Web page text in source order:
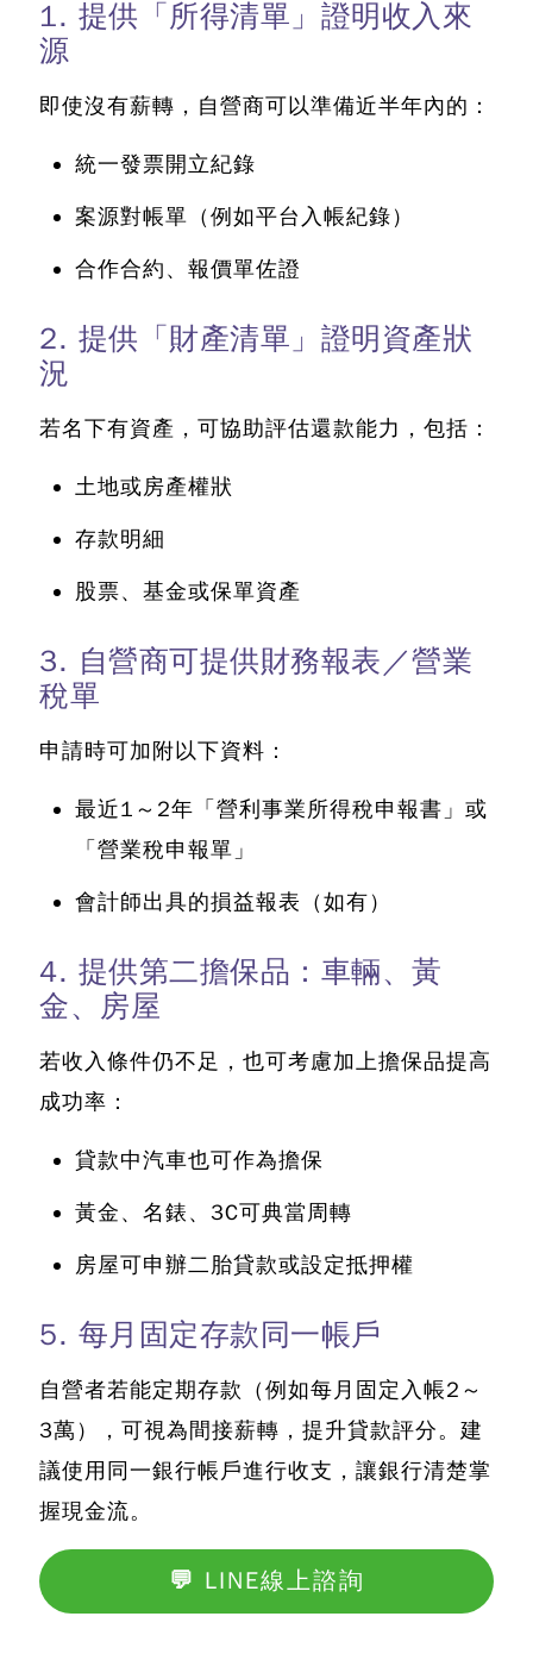
1. 提供「所得清單」證明收入來
源
即使沒有薪轉，自營商可以準備近半年內的：
統一發票開立紀錄
案源對帳單（例如平台入帳紀錄）
合作合約、報價單佐證
2. 提供「財產清單」證明資產狀
況
若名下有資產，可協助評估還款能力，包括：
土地或房產權狀
存款明細
股票、基金或保單資產
3. 自營商可提供財務報表／營業
稅單
申請時可加附以下資料：
最近1～2年「營利事業所得稅申報書」或
「營業稅申報單」
會計師出具的損益報表（如有）
4. 提供第二擔保品：車輛、黃
金、房屋
若收入條件仍不足，也可考慮加上擔保品提高
成功率：
貸款中汽車也可作為擔保
黃金、名錶、3C可典當周轉
房屋可申辦二胎貸款或設定抵押權
5. 每月固定存款同一帳戶
自營者若能定期存款（例如每月固定入帳2～
3萬），可視為間接薪轉，提升貸款評分。建
議使用同一銀行帳戶進行收支，讓銀行清楚掌
握現金流。
💬 LINE線上諮詢